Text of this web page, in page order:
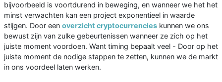
bijvoorbeeld is voortdurend in beweging, en wanneer we het het
minst verwachten kan een project exponentieel in waarde
stijgen. Door een overzicht cryptocurrencies kunnen we ons
bewust zijn van zulke gebeurtenissen wanneer ze zich op het
juiste moment voordoen. Want timing bepaalt veel - Door op het
juiste moment de nodige stappen te zetten, kunnen we de markt
in ons voordeel laten werken.